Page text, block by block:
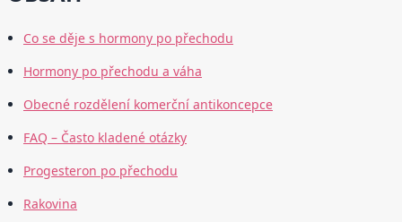
Co se děje s hormony po přechodu
Hormony po přechodu a váha
Obecné rozdělení komerční antikoncepce
FAQ – Často kladené otázky
Progesteron po přechodu
Rakovina